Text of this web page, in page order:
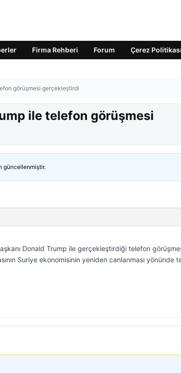
Firma Rehberi Forum Çerez Politikası
görüşmesi gerçekleştirdi
ile telefon görüşmesi
güncellenmiştir.
Donald Trump ile gerçekleştirdiği telefon
Suriye ekonomisinin yeniden canlanması yönünde